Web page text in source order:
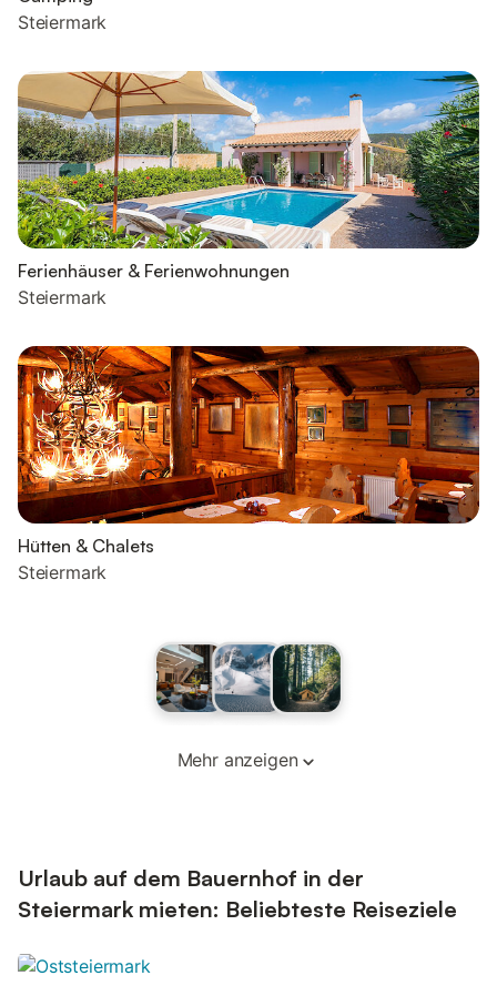
Steiermark
Ferienhäuser & Ferienwohnungen
Steiermark
Hütten & Chalets
Steiermark
Mehr anzeigen
Urlaub auf dem Bauernhof in der
Steiermark mieten: Beliebteste Reiseziele